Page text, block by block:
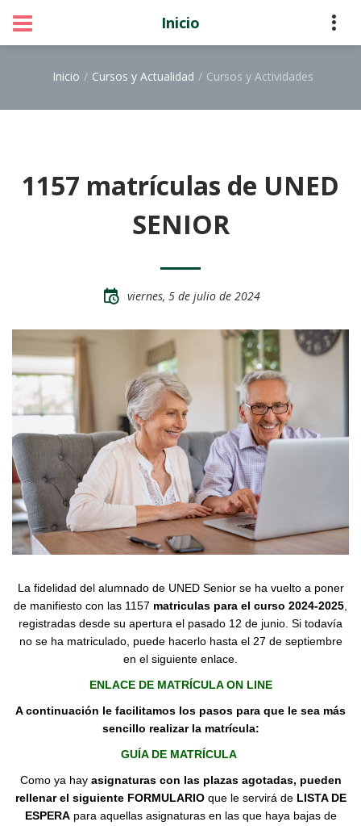
Inicio
Inicio Cursos y Actualidad Cursos y Actividades
1157 matrículas de UNED
SENIOR
viernes, 5 de julio de 2024
La fidelidad del alumnado de UNED Senior se ha vuelto a poner
de manifiesto con las 1157 matriculas para el curso 2024-2025,
registradas desde su apertura el pasado 12 de junio. Si todavía
no se ha matriculado, puede hacerlo hasta el 27 de septiembre
en el siguiente enlace.
ENLACE DE MATRÍCULA ON LINE
A continuación le facilitamos los pasos para que le sea más
sencillo realizar la matrícula:
GUÍA DE MATRÍCULA
Como ya hay asignaturas con las plazas agotadas, pueden
rellenar el siguiente FORMULARIO que leservirá de LISTA DE
ESPERA para aquellas asignaturas en las que haya bajas de